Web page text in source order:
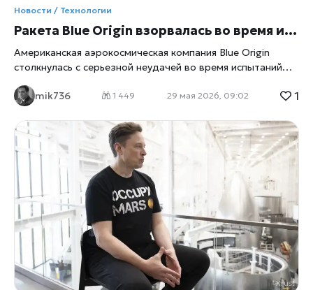
Новости / Технологии
Ракета Blue Origin взорвалась во время испытаний: амбиции конкурента SpaceX оказались под угрозой
Американская аэрокосмическая компания Blue Origin
столкнулась с серьезной неудачей во время испытаний
ходе так называемого «горячего огневого теста» —
непосредственно на стартовой площадке перед
полноценным запуском. Во время проверки произошла
аномалия, закончившаяся мощным взрывом. По
предварительным данным, речь идет об испытаниях
тяжелой ракеты New Glenn — ключевого проекта Blue
Origin, который должен стать главным инструментом
компании в борьбе за рынок коммерческих космических
запусков, пишетxrust
. После происшествия компания
подтвердила наличие технической проблемы, однако
подробности о масштабах повреждений пока не
раскрываются. Инцидент произошел на фоне
усиливающейся конкуренции в американской космической
mik736 1 449 29 мая 2026, 09:02 1